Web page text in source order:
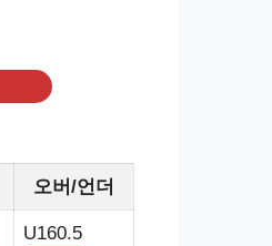
오버/언더
U160.5